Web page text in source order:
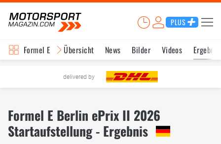
PLUS
Formel E Übersicht News Bilder Videos
delivered by
Formel E Berlin ePrix II 2026
Startaufstellung - Ergebnis